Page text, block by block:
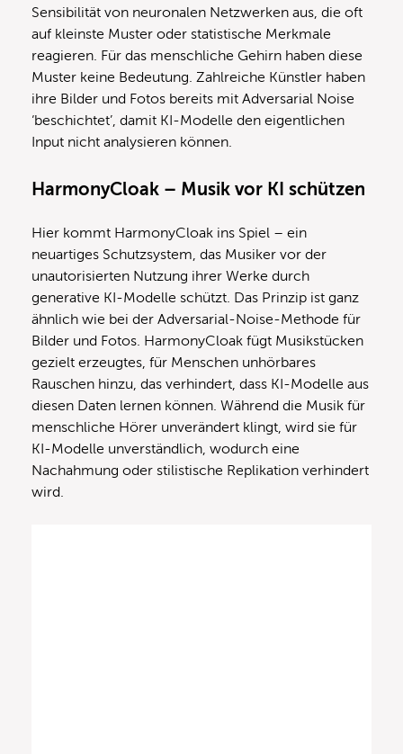
Sensibilität von neuronalen Netzwerken aus, die oft
auf kleinste Muster oder statistische Merkmale
reagieren. Für das menschliche Gehirn haben diese
Muster keine Bedeutung. Zahlreiche Künstler haben
ihre Bilder und Fotos bereits mit Adversarial Noise
‘beschichtet’, damit KI-Modelle den eigentlichen
Input nicht analysieren können.
HarmonyCloak – Musik vor KI schützen
Hier kommt HarmonyCloak ins Spiel – ein
neuartiges Schutzsystem, das Musiker vor der
unautorisierten Nutzung ihrer Werke durch
generative KI-Modelle schützt. Das Prinzip ist ganz
ähnlich wie bei der Adversarial-Noise-Methode für
Bilder und Fotos. HarmonyCloak fügt Musikstücken
gezielt erzeugtes, für Menschen unhörbares
Rauschen hinzu, das verhindert, dass KI-Modelle aus
diesen Daten lernen können. Während die Musik für
menschliche Hörer unverändert klingt, wird sie für
KI-Modelle unverständlich, wodurch eine
Nachahmung oder stilistische Replikation verhindert
wird.